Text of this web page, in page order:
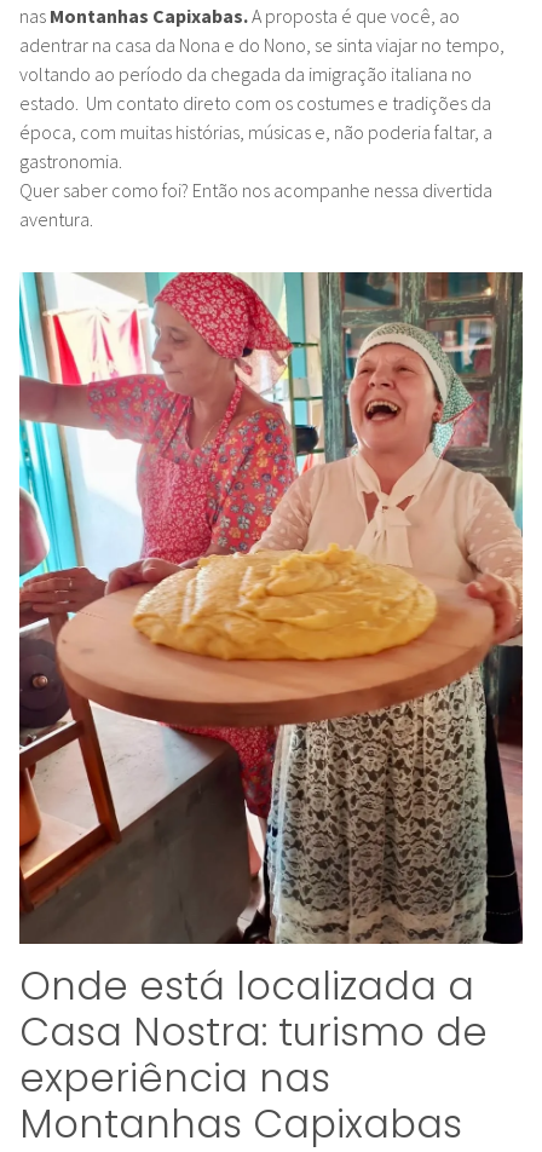
nas Montanhas Capixabas.A proposta é que você, ao
adentrar na casa da Nona e do Nono, se sinta viajar no tempo,
voltando ao período da chegada da imigração italiana no
estado. Um contato direto com os costumes e tradições da
época, com muitas histórias, músicas e, não poderia faltar, a
gastronomia.
Quer saber como foi? Então nos acompanhe nessa divertida
aventura.
Onde está localizada a
Casa Nostra: turismo de
experiência nas
Montanhas Capixabas